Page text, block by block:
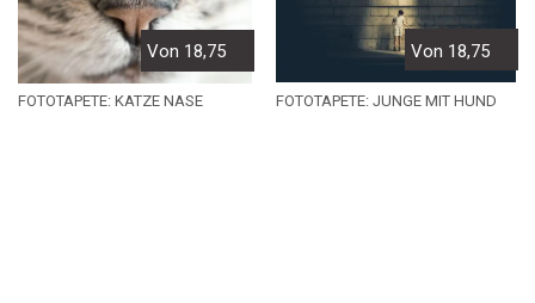
Von 18,75
FOTOTAPETE: KATZE NASE
Von 18,75
FOTOTAPETE: JUNGE MIT HUND